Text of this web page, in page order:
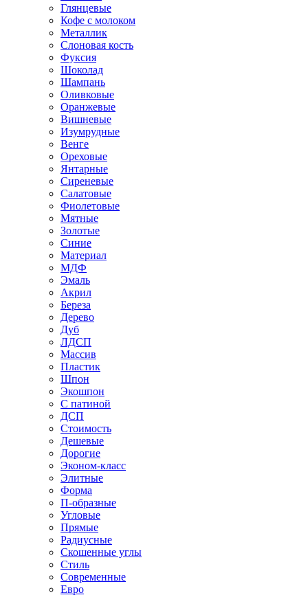
Глянцевые
Кофе с молоком
Металлик
Слоновая кость
Фуксия
Шоколад
Шампань
Оливковые
Оранжевые
Вишневые
Изумрудные
Венге
Ореховые
Янтарные
Сиреневые
Салатовые
Фиолетовые
Мятные
Золотые
Синие
Материал
МДФ
Эмаль
Акрил
Береза
Дерево
Дуб
ЛДСП
Массив
Пластик
Шпон
Экошпон
С патиной
ДСП
Стоимость
Дешевые
Дорогие
Эконом-класс
Элитные
Форма
П-образные
Угловые
Прямые
Радиусные
Скошенные углы
Стиль
Современные
Евро